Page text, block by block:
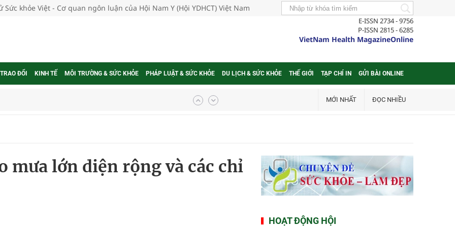
Sức khỏe Việt - Cơ quan ngôn luận của Hội Nam Y (Hội YDHCT) Việt Nam
E-ISSN 2734 - 9756
P-ISSN 2815 - 6285
VietNam Health MagazineOnline
ĐỔI KINH TẾ MÔI TRƯỜNG & SỨC KHỎE PHÁP LUẬT & SỨC KHỎE DU LỊCH & SỨC KHỎE THẾ GIỚI TẠP CHÍ IN GỬI BÀI ONLINE
thuốc
khám sàng lọc cho người dân
cực hiệu quả
gia
MỚI NHẤT ĐỌC NHIỀU
mưa lớn diện rộng và các chỉ
HOẠT ĐỘNG HỘI